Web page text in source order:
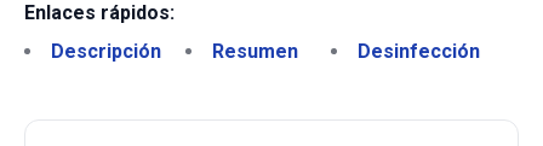
Enlaces rápidos:
Descripción
Resumen Desinfección